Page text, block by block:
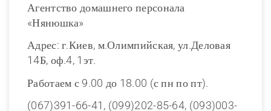
Агентство домашнего персонала
«Нянюшка»
Адрес: г.Киев, м.Олимпийская, ул.Деловая
14Б, оф.4, 1эт.
Работаем с 9.00 до 18.00 (с пн по пт).
(067)391-66-41, (099)202-85-64, (093)003-